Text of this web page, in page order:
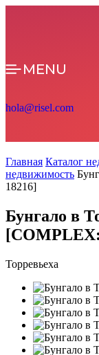
MENU
hola@risel.com
Главная Каталог
недвижимость
18216]
Бунгало в
Торревьеха